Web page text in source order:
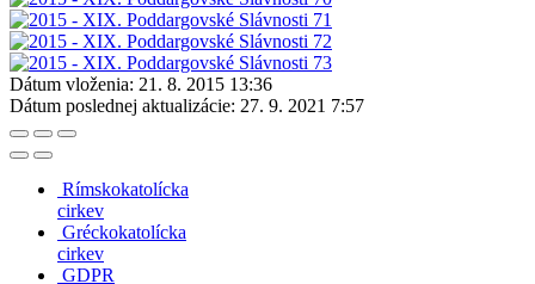
Dátum vloženia: 21. 8. 2015 13:36
Dátum poslednej aktualizácie: 27. 9. 2021 7:57
Rímskokatolícka
cirkev
Gréckokatolícka
cirkev
GDPR